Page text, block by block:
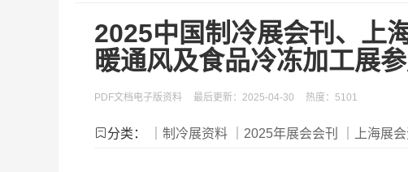
2025中国制冷展会刊、上
暖通风及食品冷冻加工展
PDF文档电子版资料 最后更新：2025-04-30 热度：5101
分类： ｜制冷展资料 ｜2025年展会会刊 ｜上海展